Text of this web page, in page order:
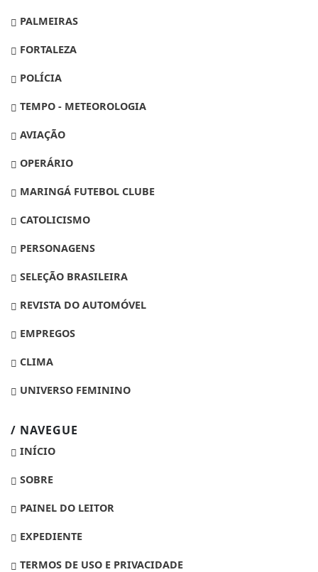
PALMEIRAS
FORTALEZA
POLÍCIA
TEMPO - METEOROLOGIA
AVIAÇÃO
OPERÁRIO
MARINGÁ FUTEBOL CLUBE
CATOLICISMO
PERSONAGENS
SELEÇÃO BRASILEIRA
REVISTA DO AUTOMÓVEL
EMPREGOS
CLIMA
UNIVERSO FEMININO
/ NAVEGUE
INÍCIO
SOBRE
PAINEL DO LEITOR
EXPEDIENTE
TERMOS DE USO E PRIVACIDADE